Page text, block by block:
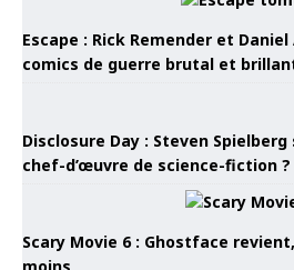
Escape : Rick Remender et
comics de guerre brutal et
Disclosure Day : Steven
chef-d’œuvre de science-fiction ?
Scary Movie 6 : Ghostface